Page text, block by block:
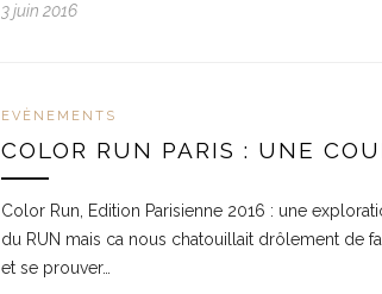
3 juin 2016
EVÈNEMENTS
COLOR RUN PARIS : UNE
Color Run, Edition Parisienne 2016 : une
du RUN mais ca nous chatouillait drôlement de
et se prouver…